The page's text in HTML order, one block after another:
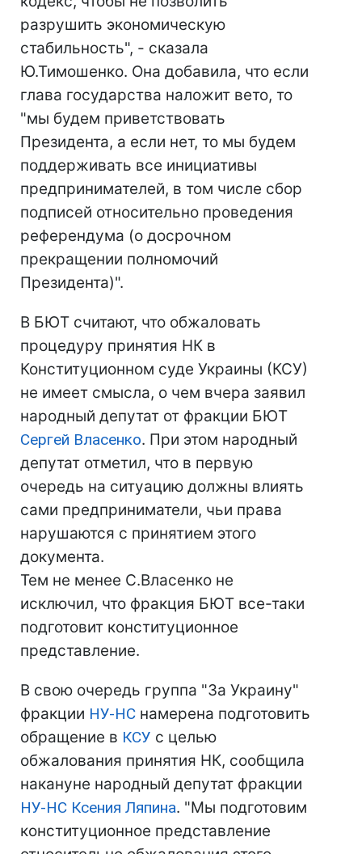
разрушить экономическую
стабильность", - сказала
Ю.Тимошенко. Она добавила, что если
глава государства наложит вето, то
"мы будем приветствовать
Президента, а если нет, то мы будем
поддерживать все инициативы
предпринимателей, в том числе сбор
подписей относительно проведения
референдума (о досрочном
прекращении полномочий
Президента)".
В БЮТ считают, что обжаловать
процедуру принятия НК в
Конституционном суде Украины (КСУ)
не имеет смысла, о чем вчера заявил
народный депутат от фракции БЮТ
Сергей Власенко. При этом народный
депутат отметил, что в первую
очередь на ситуацию должны влиять
сами предприниматели, чьи права
нарушаются с принятием этого
документа.
Тем не менее С.Власенко не
исключил, что фракция БЮТ все-таки
подготовит конституционное
представление.
В свою очередь группа "За Украину"
фракции НУ-НС намерена подготовить
обращение в КСУ с целью
обжалования принятия НК, сообщила
накануне народный депутат фракции
НУ-НС Ксения Ляпина. "Мы подготовим
конституционное представление